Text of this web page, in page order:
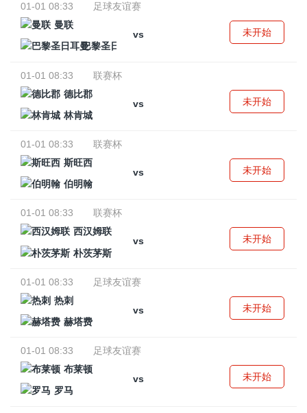
01-01 08:33
足球友谊赛
曼联
vs
巴黎圣日耳曼
未开始
01-01 08:33
联赛杯
德比郡
vs
林肯城
未开始
01-01 08:33
联赛杯
斯旺西
vs
伯明翰
未开始
01-01 08:33
联赛杯
西汉姆联
vs
朴茨茅斯
未开始
01-01 08:33
足球友谊赛
热刺
vs
赫塔费
未开始
01-01 08:33
足球友谊赛
布莱顿
vs
罗马
未开始